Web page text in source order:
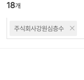
주식회사강원심층수
18개